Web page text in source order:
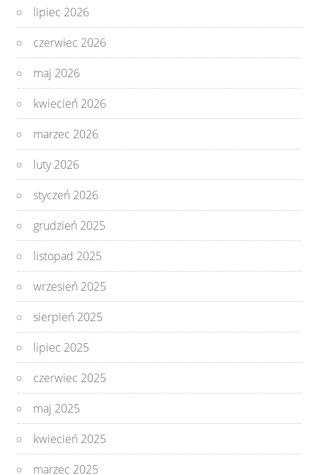
lipiec 2026
czerwiec 2026
maj 2026
kwiecień 2026
marzec 2026
luty 2026
styczeń 2026
grudzień 2025
listopad 2025
wrzesień 2025
sierpień 2025
lipiec 2025
czerwiec 2025
maj 2025
kwiecień 2025
marzec 2025